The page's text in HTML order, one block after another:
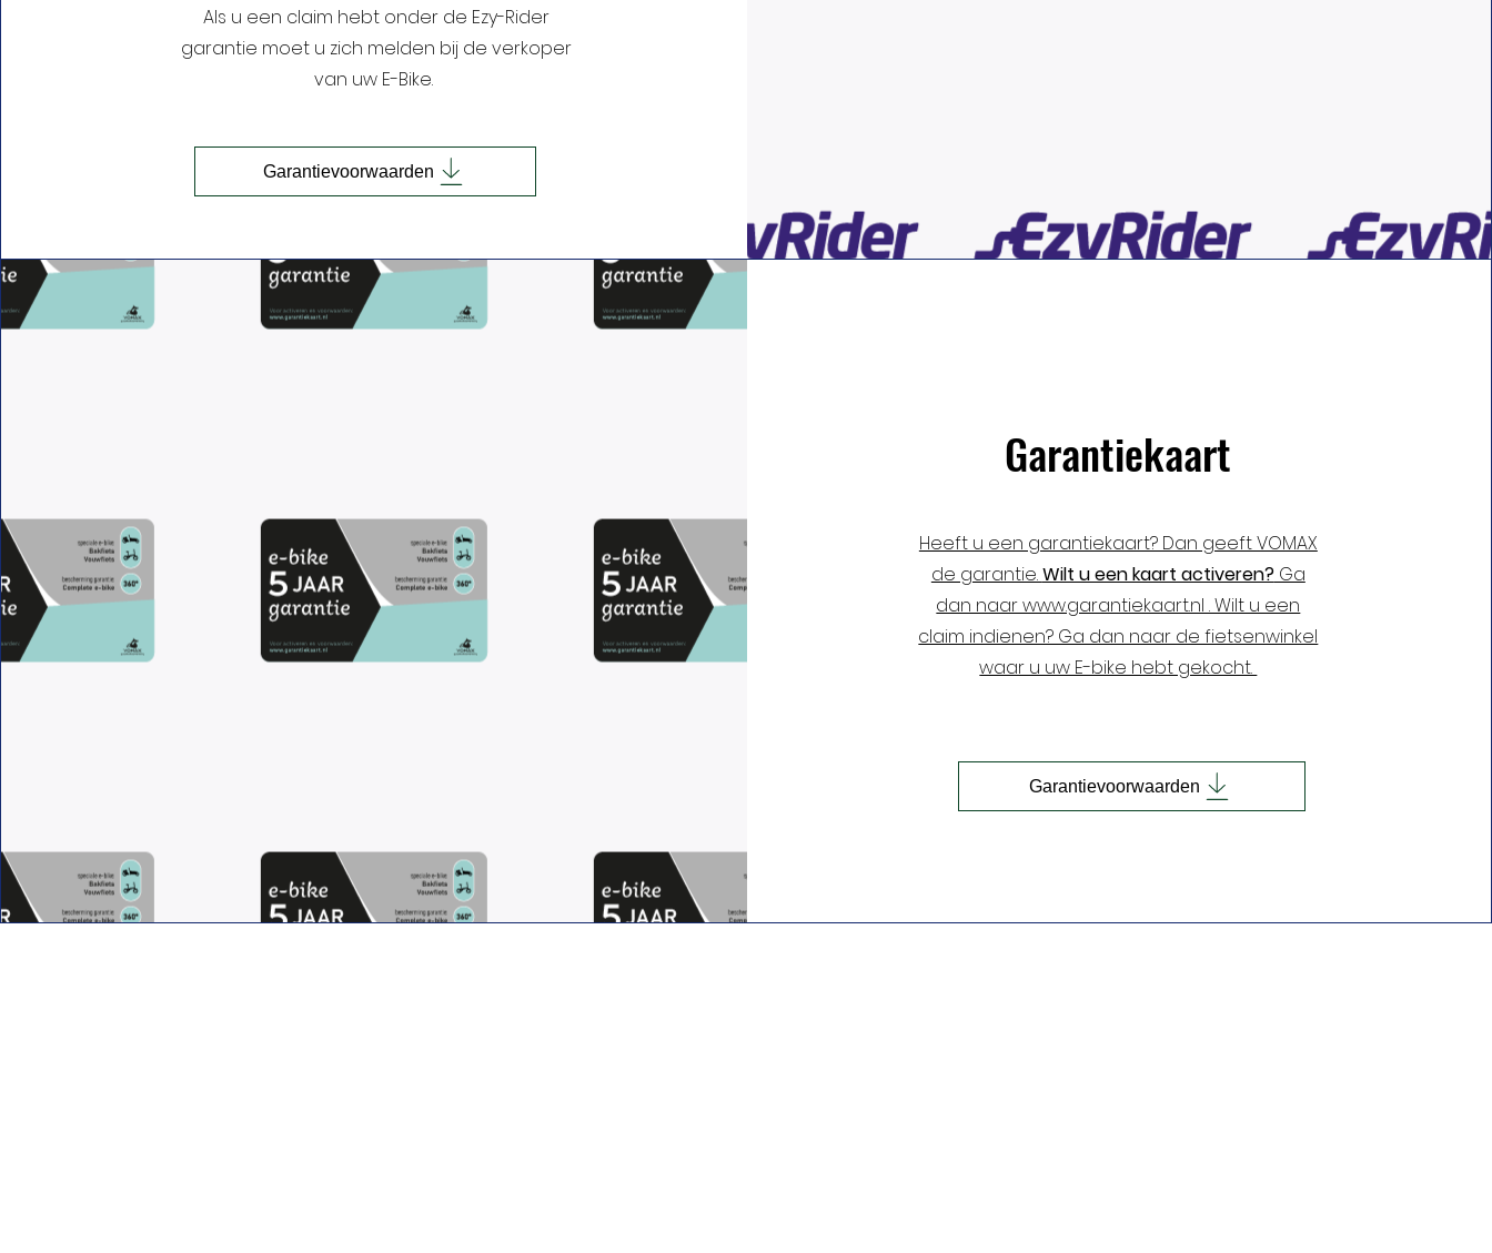
Als u een claim hebt onder de Ezy-Rider
garantie moet u zich melden bij de verkoper
van uw E-Bike.
Garantievoorwaarden
Garantiekaart
Heeft u een garantiekaart? Dan geeft VOMAX
de garantie.Wilt u een kaart activeren?Ga
dan naar www.garantiekaart.nl . Wilt u een
claim indienen? Ga dan naar de fietsenwinkel
waar u uw E-bike hebt gekocht.
Garantievoorwaarden